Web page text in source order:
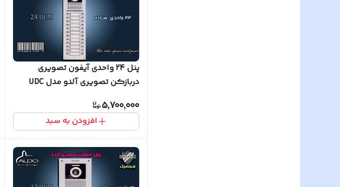
پنل 24 واحدی آیفون تصویری
دربازکن تصویری آلدو مدل UDC
5,700,000
افزودن به سبد